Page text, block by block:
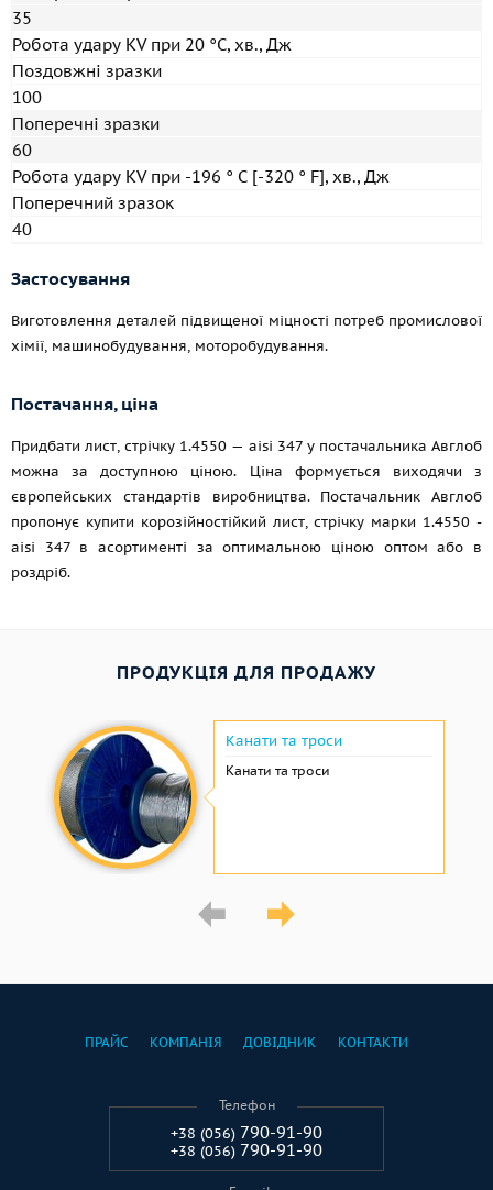
35
Робота удару KV при 20 °C, хв., Дж
Поздовжні зразки
100
Поперечні зразки
60
Робота удару KV при -196 ° С [-320 ° F], хв., Дж
Поперечний зразок
40
Застосування
Виготовлення деталей підвищеної міцності потреб промислової
хімії, машинобудування, моторобудування.
Постачання, ціна
Придбати лист, стрічку 1.4550 — aisi 347 у постачальника Авглоб
можна за доступною ціною. Ціна формується виходячи з
європейських стандартів виробництва. Постачальник Авглоб
пропонує купити корозійностійкий лист, стрічку марки 1.4550 -
aisi 347 в асортименті за оптимальною ціною оптом або в
роздріб.
ПРОДУКЦІЯ ДЛЯ ПРОДАЖУ
Канати та троси
Канати та троси
ПРАЙС КОМПАНІЯ ДОВІДНИК КОНТАКТИ
Телефон
+38 (056) 790-91-90
+38 (056) 790-91-90